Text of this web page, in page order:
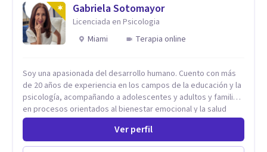
Gabriela Sotomayor
Licenciada en Psicologia
Miami
Terapia online
Soy una apasionada del desarrollo humano. Cuento con más
de 20 años de experiencia en los campos de la educación y la
psicología, acompañando a adolescentes y adultos y familias
en procesos orientados al bienestar emocional y la salud
mental. Mi visión es contribuir, a través de mi trabajo, a que
las personas accedan a una vida más digna, plena y con
sentido. Considero que esto es posible cuando
Ver perfil